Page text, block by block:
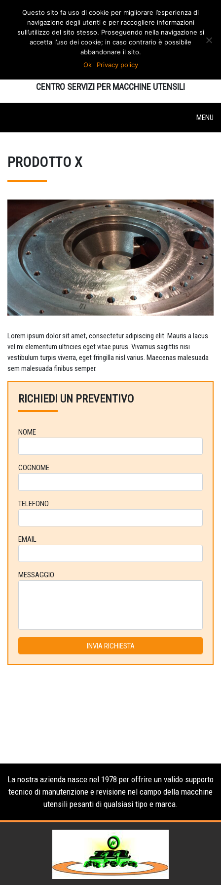
CENTRO SERVIZI PER MACCHINE UTENSILI
MENU
PRODOTTO X
Lorem ipsum dolor sit amet, consectetur adipiscing elit. Mauris a lacus
vel mi elementum ultricies eget vitae purus. Vivamus sagittis nisi
vestibulum turpis viverra, eget fringilla nisl varius. Maecenas malesuada
sem malesuada finibus semper.
RICHIEDI UN PREVENTIVO
NOME
COGNOME
TELEFONO
EMAIL
MESSAGGIO
INVIA RICHIESTA
La nostra azienda nasce nel 1978 per offrire un valido supporto
tecnico di manutenzione e revisione nel campo della macchine
utensili pesanti di qualsiasi tipo e marca.
Questo sito fa uso di cookie per migliorare l’esperienza di
navigazione degli utenti e per raccogliere informazioni
sull’utilizzo del sito stesso. Proseguendo nella navigazione si
accetta l’uso dei cookie; in caso contrario è possibile
abbandonare il sito.
Ok
Privacy policy